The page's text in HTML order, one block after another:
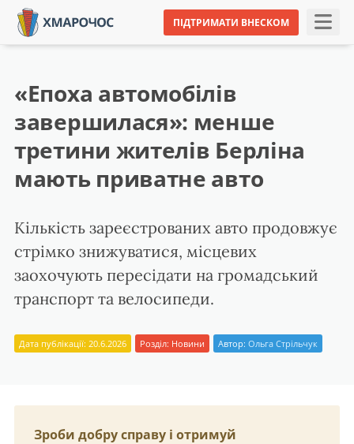
ПІДТРИМАТИ ВНЕСКОМ
«Епоха автомобілів
завершилася»: менше
третини жителів Берліна
мають приватне авто
Кількість зареєстрованих авто продовжує
стрімко знижуватися, місцевих
заохочують пересідати на громадський
транспорт та велосипеди.
Дата публікації: 20.6.2026 Розділ: Новини Автор: Ольга Стрільчук
Зроби добру справу і отримуй